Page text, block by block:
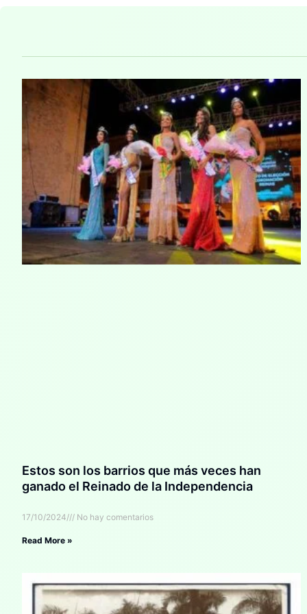
Estos son los barrios que más veces han
ganado el Reinado de la Independencia
17/10/2024 No hay comentarios
Read More »